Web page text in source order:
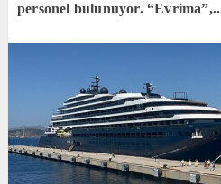
personel bulunuyor. “Evrima”,..